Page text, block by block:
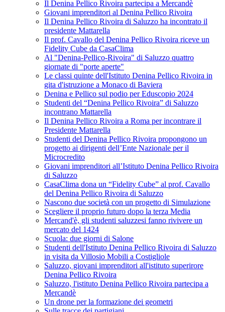
Il Denina Pellico Rivoira partecipa a Mercandè
Giovani imprenditori al Denina Pellico Rivoira
Il Denina Pellico Rivoira di Saluzzo ha incontrato il
presidente Mattarella
Il prof. Cavallo del Denina Pellico Rivoira riceve un
Fidelity Cube da CasaClima
Al "Denina-Pellico-Rivoira" di Saluzzo quattro
giornate di "porte aperte"
Le classi quinte dell'Istituto Denina Pellico Rivoira in
gita d'istruzione a Monaco di Baviera
Denina e Pellico sul podio per Eduscopio 2024
Studenti del “Denina Pellico Rivoira” di Saluzzo
incontrano Mattarella
Il Denina Pellico Rivoira a Roma per incontrare il
Presidente Mattarella
Studenti del Denina Pellico Rivoira propongono un
progetto ai dirigenti dell’Ente Nazionale per il
Microcredito
Giovani imprenditori all’Istituto Denina Pellico Rivoira
di Saluzzo
CasaClima dona un “Fidelity Cube” al prof. Cavallo
del Denina Pellico Rivoira di Saluzzo
Nascono due società con un progetto di Simulazione
Scegliere il proprio futuro dopo la terza Media
Mercand'è, gli studenti saluzzesi fanno rivivere un
mercato del 1424
Scuola: due giorni di Salone
Studenti dell'Istituto Denina Pellico Rivoira di Saluzzo
in visita da Villosio Mobili a Costigliole
Saluzzo, giovani imprenditori all'istituto superirore
Denina Pellico Rivoira
Saluzzo, l'istituto Denina Pellico Rivoira partecipa a
Mercandè
Un drone per la formazione dei geometri